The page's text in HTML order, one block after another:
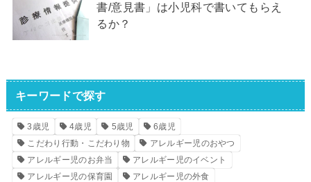
書/意見書」は小児科で書いてもらえ
るか？
キーワードで探す
3歳児 4歳児 5歳児
6歳児
こだわり行動・こだわり物
アレルギー児のおやつ
アレルギー児のお弁当
アレルギー児のイベント
アレルギー児の保育園
アレルギー児の外食